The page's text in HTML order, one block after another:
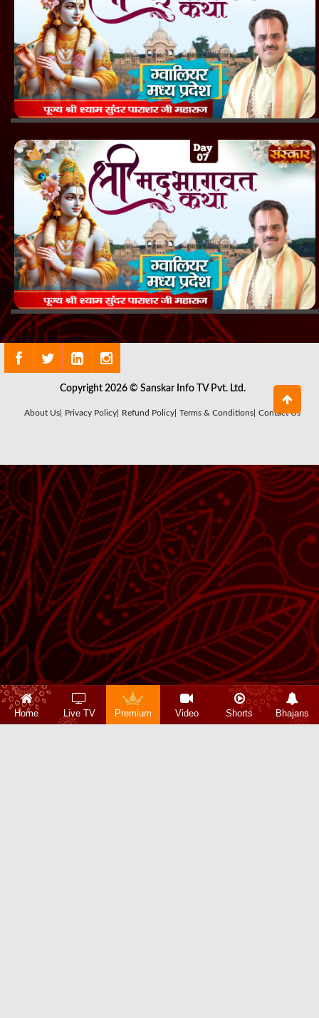
Copyright 2026 © Sanskar Info TV Pvt. Ltd.
About Us| Privacy Policy| Refund Policy| Terms & Conditions| Contact Us
Home Live TV Premium Video Shorts Bhajans